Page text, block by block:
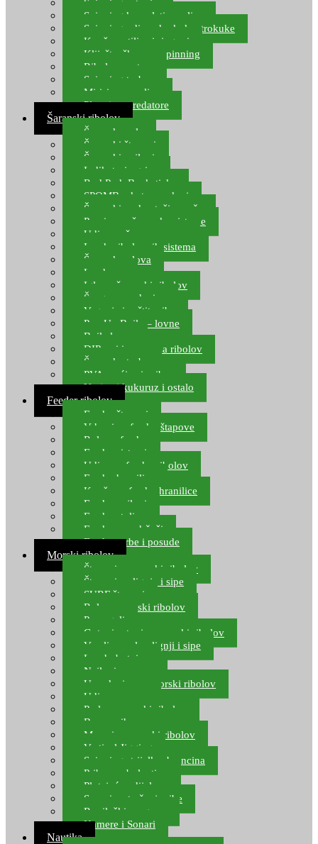
Spinning setovi
Spinning kompleti varalica
Spinning udice, dvokuke, trokuke
Kopče, vrtilice i ringovi
Kliješta, škare za spinning
Ribolov pastrve
Spinning torbe
Mirisi za varalice
Plovci za predatore
Šaranski ribolov
Šaranske role
Šaranski štapovi
Šaranski najloni
Indikatori ugriza
Rod Pod, Banksticks
SPOMB rakete, markeri
Šaranski podmetači, mreže
Pernice za šaranske sisteme
Udice za šarana, amura
Izrada ribolovnih sistema
Šaranska olova
Leadcore
Igle za šaranski ribolov
Špage, upredenice
Vaganje i zaštita ribe
Pop Up Boile – lovne
Boile lovne
DIP-ovi i arome za ribolov
Šaranske torbe
PVA vrećice i pribor
Umjetni kukuruz i ostalo
Feeder ribolov
Feeder štapovi
Vrhovi za feeder štapove
Role za feeder
Feeder sistemi
Udice za feeder ribolov
Feeder hranilice
Kopče za feeder hranilice
Feeder najloni
Feeder stolice
Feeder arm držači
Feeder torbe i posude
Morski ribolov
Štapovi za morski ribolov
Štapovi za lignje i sipe
SURF štapovi
Role za morski ribolov
Parangali
Gotovi setovi za morski ribolov
Varalice za lov lignji i sipe
Lov hobotnice
Najloni za more
Upredenice za morski ribolov
Udice za more
Perle za morski ribolov
Brum prihrana za more
Mamci za morski ribolov
Vertical Jigging
Spinning strijelke, brancina
Pribor za bolentino
Plutajuća odijela
Sonari za traženje ribe
Ronilački program
Kamere i Sonari
Nautika